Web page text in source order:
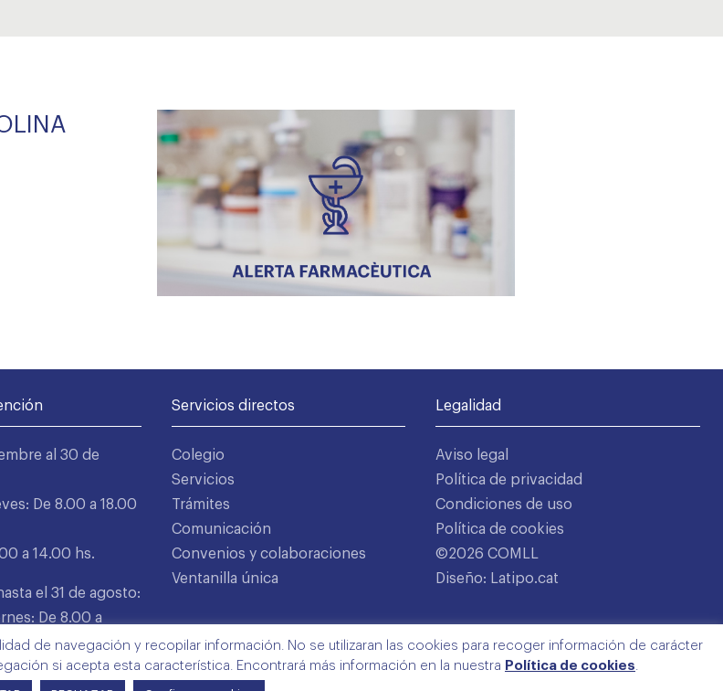
al 30 de
De 8.00 a 18.00
a 14.00 hs.
el 31 de agosto:
De 8.00 a
Servicios directos
Colegio
Servicios
Trámites
Comunicación
Convenios y colaboraciones
Ventanilla única
Legalidad
Aviso legal
Política de privacidad
Condiciones de uso
Política de cookies
©2026 COMLL
Diseño: Latipo.cat
de navegación y recopilar información. No se utilizaran las cookies para recoger información de carácter
si acepta esta característica. Encontrará más información en la nuestra Política de cookies.